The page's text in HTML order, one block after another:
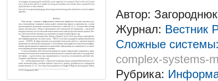
Автор:
Журнал: Вестник
Сложные
complex-systems-
Рубрика: